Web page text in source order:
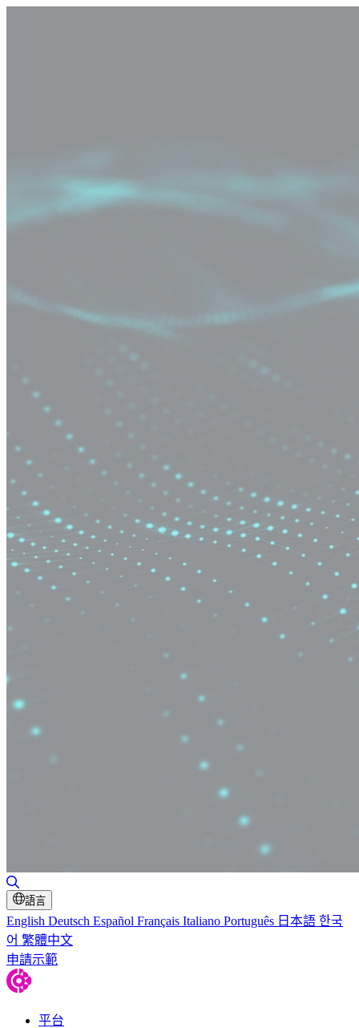
切換搜尋
語言
English Deutsch Español Français Italiano Português 日本語 한국
어 繁體中文
申請示範
平台